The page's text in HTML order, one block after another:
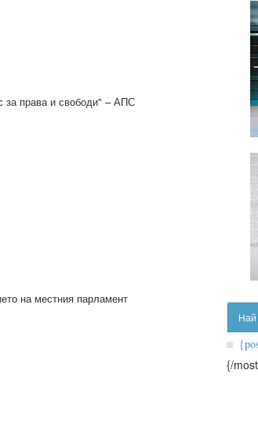
права и свободи" – АПС
на местния парламент
Най
{/